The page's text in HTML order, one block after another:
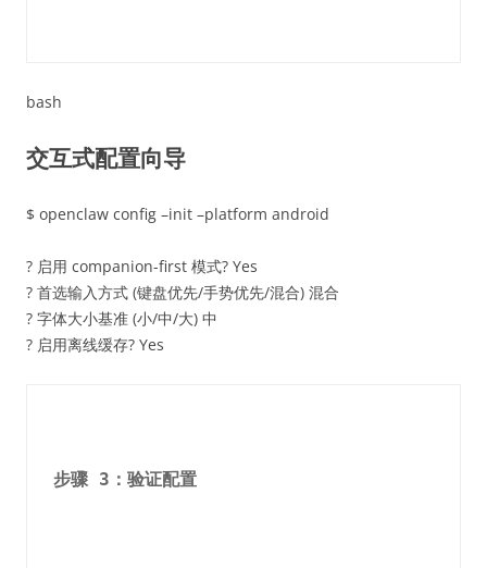
bash
交互式配置向导
$ openclaw config –init –platform android
? 启用 companion-first 模式? Yes
? 首选输入方式 (键盘优先/手势优先/混合) 混合
? 字体大小基准 (小/中/大) 中
? 启用离线缓存? Yes
步骤 3：验证配置